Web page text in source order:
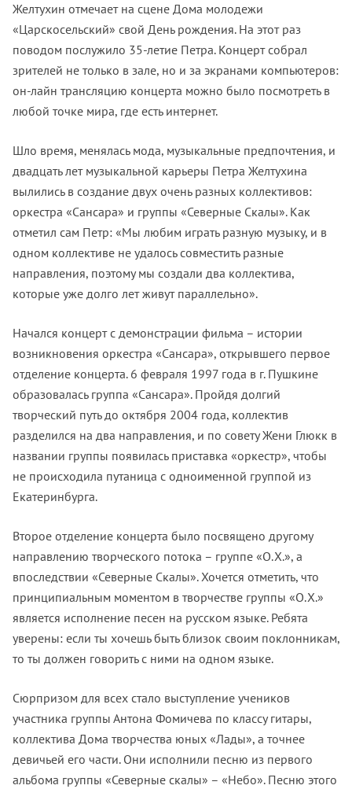
Желтухин отмечает на сцене Дома молодежи
«Царскосельский» свой День рождения. На этот раз
поводом послужило 35-летие Петра. Концерт собрал
зрителей не только в зале, но и за экранами компьютеров:
он-лайн трансляцию концерта можно было посмотреть в
любой точке мира, где есть интернет.
Шло время, менялась мода, музыкальные предпочтения, и
двадцать лет музыкальной карьеры Петра Желтухина
вылились в создание двух очень разных коллективов:
оркестра «Сансара» и группы «Северные Скалы». Как
отметил сам Петр: «Мы любим играть разную музыку, и в
одном коллективе не удалось совместить разные
направления, поэтому мы создали два коллектива,
которые уже долго лет живут параллельно».
Начался концерт с демонстрации фильма – истории
возникновения оркестра «Сансара», открывшего первое
отделение концерта. 6 февраля 1997 года в г. Пушкине
образовалась группа «Сансара». Пройдя долгий
творческий путь до октября 2004 года, коллектив
разделился на два направления, и по совету Жени Глюкк в
названии группы появилась приставка «оркестр», чтобы
не происходила путаница с одноименной группой из
Екатеринбурга.
Второе отделение концерта было посвящено другому
направлению творческого потока – группе «О.Х.», а
впоследствии «Северные Скалы». Хочется отметить, что
принципиальным моментом в творчестве группы «О.Х.»
является исполнение песен на русском языке. Ребята
уверены: если ты хочешь быть близок своим поклонникам,
то ты должен говорить с ними на одном языке.
Сюрпризом для всех стало выступление учеников
участника группы Антона Фомичева по классу гитары,
коллектива Дома творчества юных «Лады», а точнее
девичьей его части. Они исполнили песню из первого
альбома группы «Северные скалы» – «Небо». Песню этого